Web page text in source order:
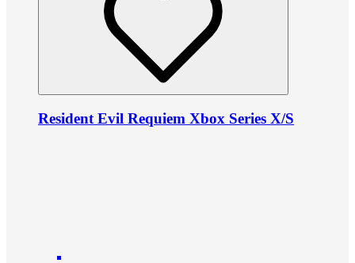
Resident Evil Requiem Xbox Series X/S